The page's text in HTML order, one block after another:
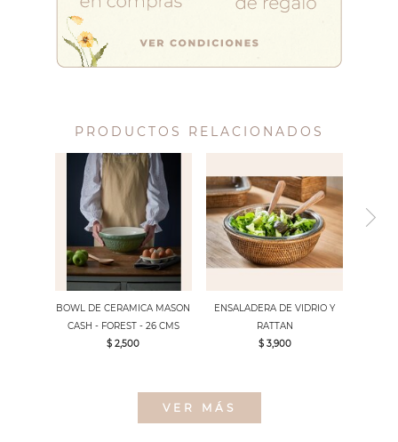
PRODUCTOS RELACIONADOS
BOWL DE CERAMICA MASON
CASH - FOREST - 26 CMS
$ 2,500
ENSALADERA DE VIDRIO Y
RATTAN
$ 3,900
VER MÁS